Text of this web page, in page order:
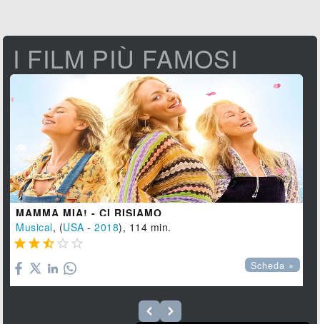
I FILM PIÙ FAMOSI
MAMMA MIA! - CI RISIAMO
Musical, (USA -2018), 114 min.
    
Scheda »